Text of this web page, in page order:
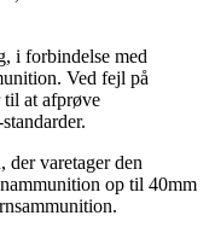
i forbindelse med
Ved fejl på
at afprøve
der varetager den
op til 40mm